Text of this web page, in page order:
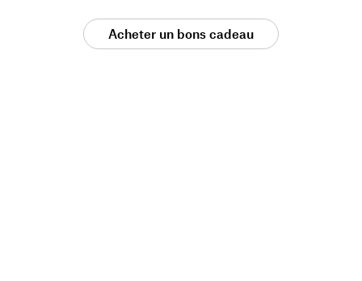
Acheter un bons cadeau